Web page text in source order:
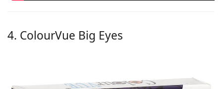
4. ColourVue Big Eyes